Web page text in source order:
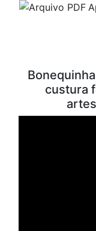
custura